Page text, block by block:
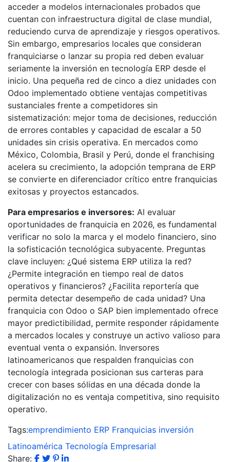
acceder a modelos internacionales probados que
cuentan con infraestructura digital de clase mundial,
reduciendo curva de aprendizaje y riesgos operativos.
Sin embargo, empresarios locales que consideran
franquiciarse o lanzar su propia red deben evaluar
seriamente la inversión en tecnología ERP desde el
inicio. Una pequeña red de cinco a diez unidades con
Odoo implementado obtiene ventajas competitivas
sustanciales frente a competidores sin
sistematización: mejor toma de decisiones, reducción
de errores contables y capacidad de escalar a 50
unidades sin crisis operativa. En mercados como
México, Colombia, Brasil y Perú, donde el franchising
acelera su crecimiento, la adopción temprana de ERP
se convierte en diferenciador crítico entre franquicias
exitosas y proyectos estancados.
Para empresarios e inversores: Al evaluar
oportunidades de franquicia en 2026, es fundamental
verificar no solo la marca y el modelo financiero, sino
la sofisticación tecnológica subyacente. Preguntas
clave incluyen: ¿Qué sistema ERP utiliza la red?
¿Permite integración en tiempo real de datos
operativos y financieros? ¿Facilita reportería que
permita detectar desempeño de cada unidad? Una
franquicia con Odoo o SAP bien implementado ofrece
mayor predictibilidad, permite responder rápidamente
a mercados locales y construye un activo valioso para
eventual venta o expansión. Inversores
latinoamericanos que respalden franquicias con
tecnología integrada posicionan sus carteras para
crecer con bases sólidas en una década donde la
digitalización no es ventaja competitiva, sino requisito
operativo.
Tags:emprendimiento ERP Franquicias inversión
Latinoamérica Tecnología Empresarial
Share: